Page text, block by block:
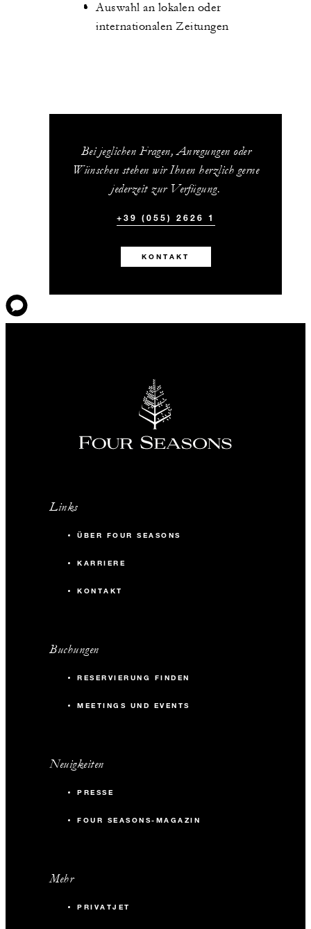
Auswahl an lokalen oder
internationalen Zeitungen
Bei jeglichen Fragen, Anregungen oder
Wünschen stehen wir Ihnen herzlich gerne
jederzeit zur Verfügung.
+39 (055) 2626 1
KONTAKT
Links
ÜBER FOUR SEASONS
KARRIERE
KONTAKT
Buchungen
RESERVIERUNG FINDEN
MEETINGS UND EVENTS
Neuigkeiten
PRESSE
FOUR SEASONS-MAGAZIN
Mehr
PRIVATJET